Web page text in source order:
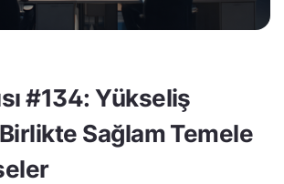
#134: Yükseliş
Sağlam Temele